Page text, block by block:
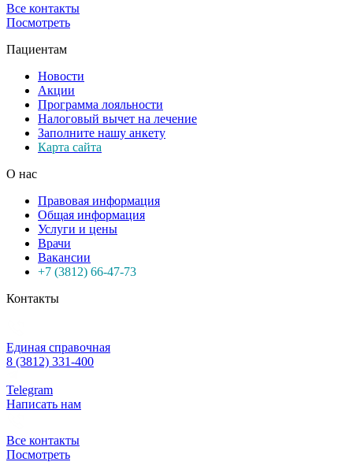
Все контакты
Посмотреть
Пациентам
Новости
Акции
Программа лояльности
Налоговый вычет на лечение
Заполните нашу анкету
Карта сайта
О нас
Правовая информация
Общая информация
Услуги и цены
Врачи
Вакансии
+7 (3812) 66-47-73
Контакты
Единая справочная
8 (3812) 331-400
Telegram
Написать нам
Все контакты
Посмотреть